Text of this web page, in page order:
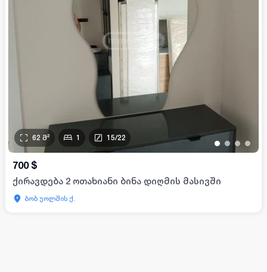
• • • •
62 მ² 1 15/22
700 $
ქირავდება 2 ოთახიანი ბინა დიღმის მასივში
ბობ უოლშის ქ.